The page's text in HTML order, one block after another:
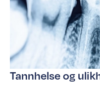
Tannhelse og